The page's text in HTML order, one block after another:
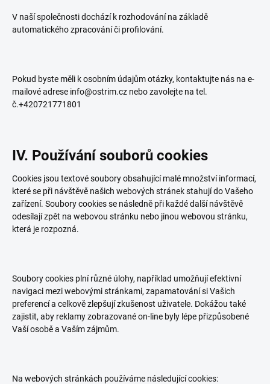
V naší společnosti dochází k rozhodování na základě
automatického zpracování či profilování.
Pokud byste měli k osobním údajům otázky, kontaktujte nás na e-
mailové adrese info@ostrim.cz nebo zavolejte na tel.
č.+420721771801
IV. Používání souborů cookies
Cookies jsou textové soubory obsahující malé množství informací,
které se při návštěvě našich webových stránek stahují do Vašeho
zařízení. Soubory cookies se následně při každé další návštěvě
odesílají zpět na webovou stránku nebo jinou webovou stránku,
která je rozpozná.
Soubory cookies plní různé úlohy, například umožňují efektivní
navigaci mezi webovými stránkami, zapamatování si Vašich
preferencí a celkově zlepšují zkušenost uživatele. Dokážou také
zajistit, aby reklamy zobrazované on-line byly lépe přizpůsobené
Vaší osobě a Vaším zájmům.
Na webových stránkách používáme následující cookies: